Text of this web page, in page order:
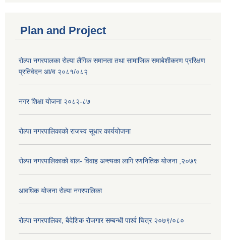
Plan and Project
रोल्पा नगरपालका रोल्पा लैंगिक समानता तथा सामाजिक समाबेशीकरण प्ररिक्षण
प्रतिवेदन आ/व २०८१/०८२
नगर शिक्षा योजना २०८२-८७
रोल्पा नगरपालिकाको राजस्व सूधार कार्ययोजना
रोल्पा नगरपालिकाको बाल- विवाह अन्त्यका लागि रणनितिक योजना ,२०७९
आवधिक योजना रोल्पा नगरपालिका
रोल्पा नगरपालिका, बैदेशिक रोजगार सम्बन्धी पार्श्व चित्र २०७९/०८०